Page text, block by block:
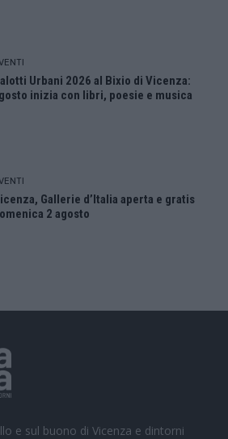
Urbani 2026 al Bixio di Vicenza:
inizia con libri, poesie e musica
Gallerie d’Italia aperta e gratis
2 agosto
e sul buono di Vicenza e dintorni